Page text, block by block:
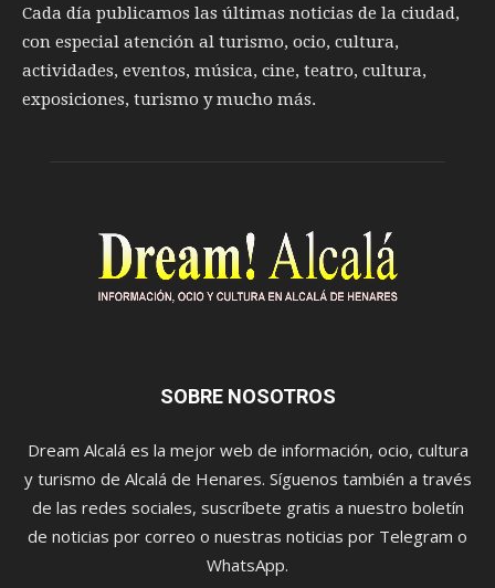
Cada día publicamos las últimas noticias de la ciudad,
con especial atención al turismo, ocio, cultura,
actividades, eventos, música, cine, teatro, cultura,
exposiciones, turismo y mucho más.
SOBRE NOSOTROS
Dream Alcalá es la mejor web de información, ocio, cultura
y turismo de Alcalá de Henares. Síguenos también a través
de las redes sociales, suscríbete gratis a nuestro boletín
de noticias por correo o nuestras noticias por Telegram o
WhatsApp.